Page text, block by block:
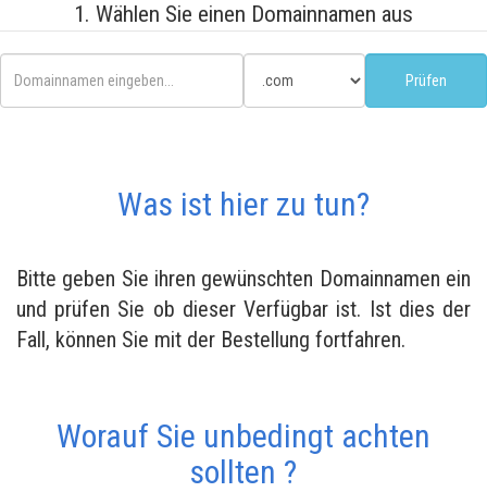
1. Wählen Sie einen Domainnamen aus
Was ist hier zu tun?
Bitte geben Sie ihren gewünschten Domainnamen ein
und prüfen Sie ob dieser Verfügbar ist. Ist dies der
Fall, können Sie mit der Bestellung fortfahren.
Worauf Sie unbedingt achten
sollten ?